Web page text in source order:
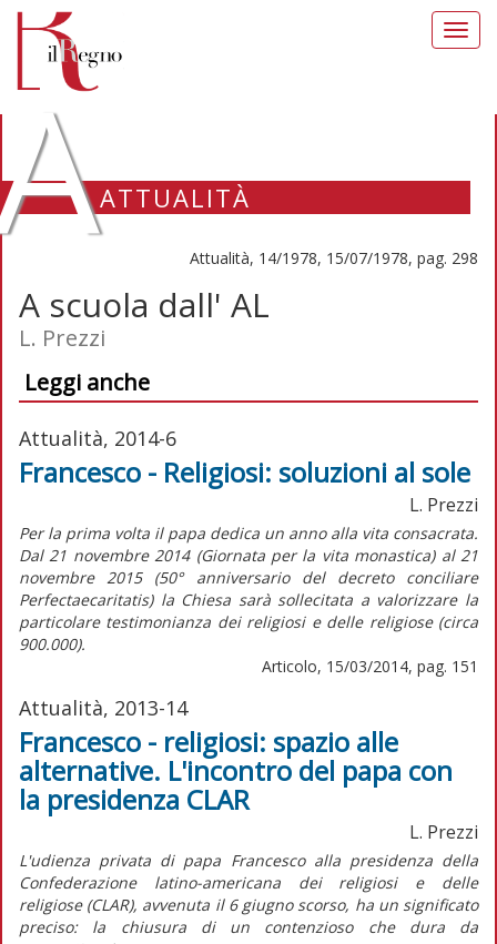
ATTUALITÀ
Attualità, 14/1978, 15/07/1978, pag. 298
A scuola dall' AL
L. Prezzi
Leggi anche
Attualità, 2014-6
Francesco - Religiosi: soluzioni al sole
L. Prezzi
Per la prima volta il papa dedica un anno alla vita consacrata.
Dal 21 novembre 2014 (Giornata per la vita monastica) al 21
novembre 2015 (50° anniversario del decreto conciliare
Perfectaecaritatis) la Chiesa sarà sollecitata a valorizzare la
particolare testimonianza dei religiosi e delle religiose (circa
900.000).
Articolo, 15/03/2014, pag. 151
Attualità, 2013-14
Francesco - religiosi: spazio alle
alternative. L'incontro del papa con
la presidenza CLAR
L. Prezzi
L'udienza privata di papa Francesco alla presidenza della
Confederazione latino-americana dei religiosi e delle
religiose (CLAR), avvenuta il 6 giugno scorso, ha un significato
preciso: la chiusura di un contenzioso che dura da